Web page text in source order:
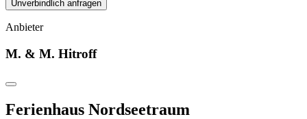
Unverbindlich anfragen
Anbieter
M. & M. Hitroff
Ferienhaus Nordseetraum